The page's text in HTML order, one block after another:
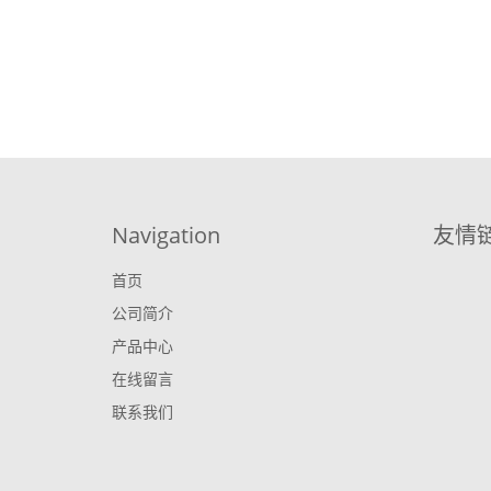
Navigation
首页
公司简介
产品中心
在线留言
联系我们
友情